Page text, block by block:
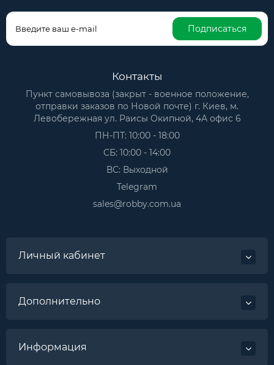
Подписаться
Контакты
Пункт самовывоза (закрыт - военное положение,
отправки заказов по Новой почте) г. Киев, м.
Левобережная ул. Раисы Окипной, 4А офис 6
ПН-ПТ: 10:00 - 18:00
СБ: 10:00 - 14:00
ВС: Выходной
Telegram
sales@robby.com.ua
Личный кабинет
Дополнительно
Информация